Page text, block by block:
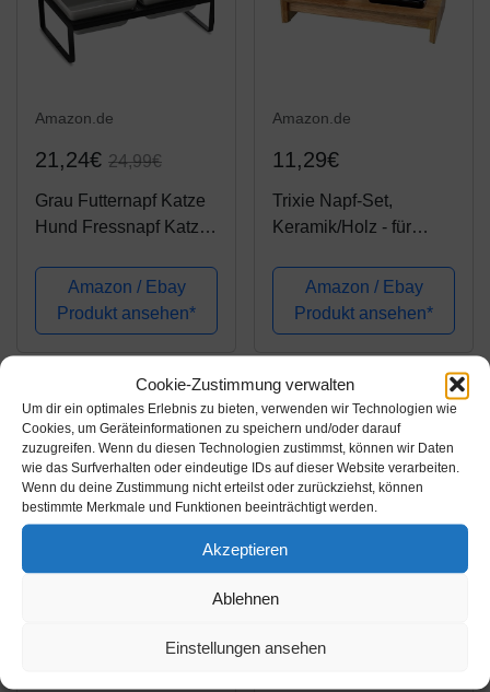
Cookie-Zustimmung verwalten
Um dir ein optimales Erlebnis zu bieten, verwenden wir Technologien wie
Cookies, um Geräteinformationen zu speichern und/oder darauf
zuzugreifen. Wenn du diesen Technologien zustimmst, können wir Daten
wie das Surfverhalten oder eindeutige IDs auf dieser Website verarbeiten.
Wenn du deine Zustimmung nicht erteilst oder zurückziehst, können
bestimmte Merkmale und Funktionen beeinträchtigt werden.
Akzeptieren
Ablehnen
Einstellungen ansehen
Amazon.de
21,24€ 24,99€
Grau Futternapf Katze
Hund Fressnapf Katze
Napf Ständer -
Hundenapf Keramik -
2er Katzen Napfset für
Katzen Hunde Welpe
Futter und Wass...
Amazon / Ebay
Produkt ansehen*
Amazon.de
11,29€
Trixie Napf-Set,
Keramik/Holz - für
28x5x15 cm, schwarz
Amazon / Ebay
Produkt ansehen*
-5%
Amazon.de